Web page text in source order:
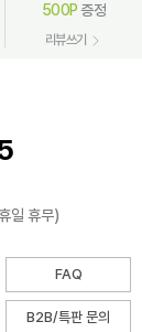
500P 증정
리뷰쓰기
일 휴무)
FAQ
B2B/특판 문의